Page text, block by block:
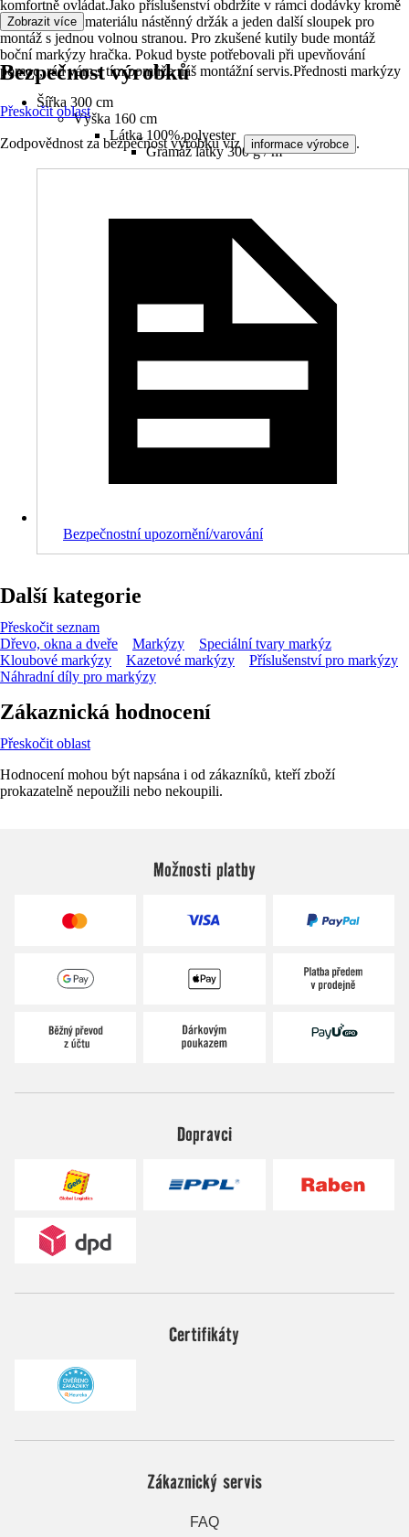
komfortně ovládat.Jako příslušenství obdržíte v rámci dodávky kromě
upevňovacího materiálu nástěnný držák a jeden další sloupek pro
montáž s jednou volnou stranou. Pro zkušené kutily bude montáž
boční markýzy hračka. Pokud byste potřebovali při upevňování
pomoc, rád vám s tím pomůže náš montážní servis.Přednosti markýzy
Šířka 300 cm
Výška 160 cm
Látka 100% polyester
Gramáž látky 300 g / m²
Zobrazit více
Bezpečnost výrobků
Přeskočit oblast
Zodpovědnost za bezpečnost výrobku viz informace výrobce .
Bezpečnostní upozornění/varování
Další kategorie
Přeskočit seznam
Dřevo, okna a dveře
Markýzy
Speciální tvary markýz
Kloubové markýzy
Kazetové markýzy
Příslušenství pro markýzy
Náhradní díly pro markýzy
Zákaznická hodnocení
Přeskočit oblast
Hodnocení mohou být napsána i od zákazníků, kteří zboží
prokazatelně nepoužili nebo nekoupili.
Možnosti platby
Dopravci
Certifikáty
Zákaznický servis
FAQ